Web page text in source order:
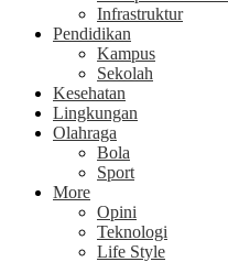
Infrastruktur
Pendidikan
Kampus
Sekolah
Kesehatan
Lingkungan
Olahraga
Bola
Sport
More
Opini
Teknologi
Life Style